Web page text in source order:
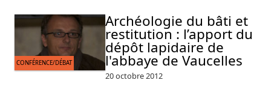
CONFÉRENCE/DÉBAT
Archéologie du bâti et
restitution : l’apport du
dépôt lapidaire de
l'abbaye de Vaucelles
20 octobre 2012